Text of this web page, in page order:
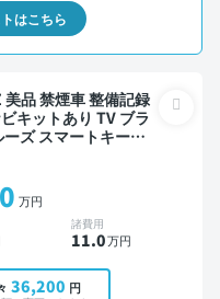
はこちら
キットあり TV ブラ
ズ スマートキー
万円
諸費用
11.0万円
36,200 円